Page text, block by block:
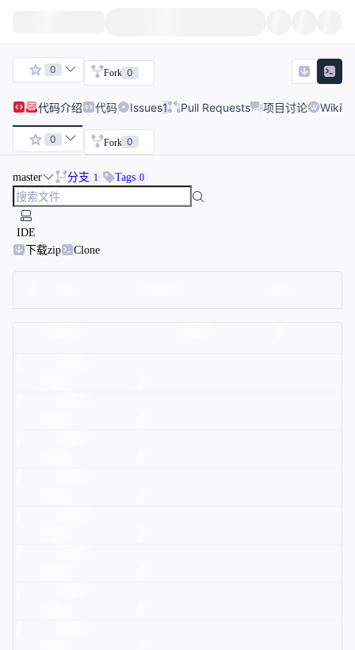
0 Fork 0
代码介绍 代码 Issues1 Pull Requests 项目讨论 Wiki
0 Fork 0
master 分支 1 Tags 0
IDE
下载zip
Clone